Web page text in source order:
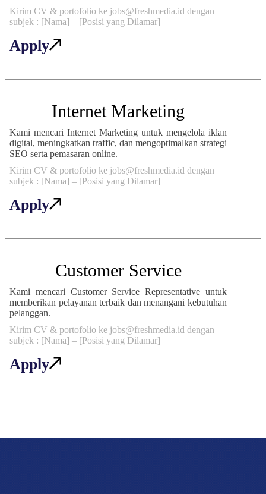
Kirim CV & portofolio ke jobs@freshmedia.id dengan
subjek : [Nama] – [Posisi yang Dilamar]
Apply
Internet Marketing
Kami mencari Internet Marketing untuk mengelola iklan
digital, meningkatkan traffic, dan mengoptimalkan strategi
SEO serta pemasaran online.
Kirim CV & portofolio ke jobs@freshmedia.id dengan
subjek : [Nama] – [Posisi yang Dilamar]
Apply
Customer Service
Kami mencari Customer Service Representative untuk
memberikan pelayanan terbaik dan menangani kebutuhan
pelanggan.
Kirim CV & portofolio ke jobs@freshmedia.id dengan
subjek : [Nama] – [Posisi yang Dilamar]
Apply